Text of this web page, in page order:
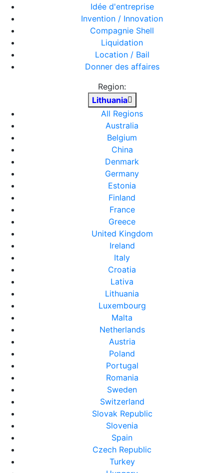
Idée d'entreprise
Invention / Innovation
Compagnie Shell
Liquidation
Location / Bail
Donner des affaires
Region:
Lithuania
All Regions
Australia
Belgium
China
Denmark
Germany
Estonia
Finland
France
Greece
United Kingdom
Ireland
Italy
Croatia
Lativa
Lithuania
Luxembourg
Malta
Netherlands
Austria
Poland
Portugal
Romania
Sweden
Switzerland
Slovak Republic
Slovenia
Spain
Czech Republic
Turkey